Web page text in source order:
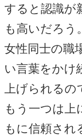
すると認識が
も高いだろう。
女性同士の職
い言葉をかけ
上げられるの
もう一つは上
もに信頼さ